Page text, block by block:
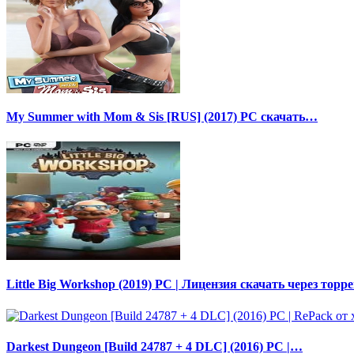
My Summer with Mom & Sis [RUS] (2017) PC скачать…
Little Big Workshop (2019) PC | Лицензия скачать через
Darkest Dungeon [Build 24787 + 4 DLC] (2016) PC |…